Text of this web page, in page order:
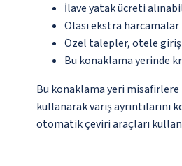
İlave yatak ücreti
Olası ekstra
Özel talepler, otele giriş
Bu konaklama yerinde
Bu konaklama yeri
kullanarak varış
otomatik çeviri araçları